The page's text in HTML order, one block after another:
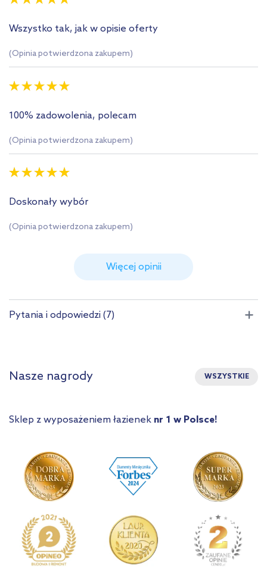
Wszystko tak, jak w opisie oferty
(Opinia potwierdzona zakupem)
100% zadowolenia, polecam
(Opinia potwierdzona zakupem)
Doskonały wybór
(Opinia potwierdzona zakupem)
Więcej opinii
Pytania i odpowiedzi (7)
Nasze nagrody WSZYSTKIE
Sklep z wyposażeniem łazienek nr 1 w Polsce!